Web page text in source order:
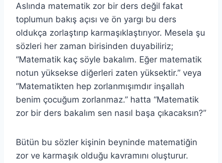
Aslında matematik zor bir ders değil fakat
toplumun bakış açısı ve ön yargı bu ders
oldukça zorlaştırıp karmaşıklaştırıyor. Mesela şu
sözleri her zaman birisinden duyabiliriz;
“Matematik kaç söyle bakalım. Eğer matematik
notun yüksekse diğerleri zaten yüksektir.” veya
“Matematikten hep zorlanmışımdır inşallah
benim çocuğum zorlanmaz.” hatta “Matematik
zor bir ders bakalım sen nasıl başa çıkacaksın?”
Bütün bu sözler kişinin beyninde matematiğin
zor ve karmaşık olduğu kavramını oluşturur.